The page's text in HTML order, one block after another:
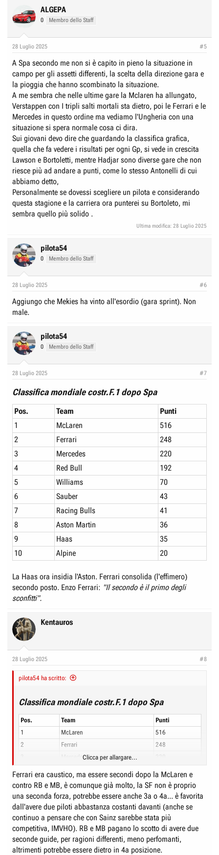
ALGEPA
0 Membro dello Staff
28 Luglio 2025 #5
A Spa secondo me non si è capito in pieno la situazione in
campo per gli assetti differenti, la scelta della direzione gara e
la pioggia che hanno scombinato la situazione.
A me sembra che nelle ultime gare la Mclaren ha allungato,
Verstappen con I tripli salti mortali sta dietro, poi le Ferrari e le
Mercedes in questo ordine ma vediamo l'Ungheria con una
situazione si spera normale cosa ci dira.
Sui giovani devo dire che guardando la classifica grafica,
quella che fa vedere i risultati per ogni Gp, si vede in crescita
Lawson e Bortoletti, mentre Hadjar sono diverse gare che non
riesce più ad andare a punti, come lo stesso Antonelli di cui
abbiamo detto,
Personalmente se dovessi scegliere un pilota e considerando
questa stagione e la carriera ora punterei su Bortoleto, mi
sembra quello più solido .
Ultima modifica: 28 Luglio 2025
pilota54
0 Membro dello Staff
28 Luglio 2025 #6
Aggiungo che Mekies ha vinto all'esordio (gara sprint). Non
male.
pilota54
0 Membro dello Staff
28 Luglio 2025 #7
Classifica mondiale costr.F.1 dopo Spa
Pos. Team
Punti
1
McLaren
516
2
Ferrari
248
3
Mercedes
220
4
Red Bull
192
5
Williams
70
6
Sauber
43
7
Racing Bulls
41
8
Aston Martin
36
9
Haas
35
10
Alpine 20
La Haas ora insidia l'Aston. Ferrari consolida (l'effimero)
secondo posto. Enzo Ferrari: "Il secondo è il primo degli
sconfitti".
Kentauros
28 Luglio 2025 #8
pilota54 ha scritto:
Classifica mondiale costr.F.1 dopo Spa
Pos. Team
Punti
1
McLaren
516
2
Ferrari
248
Mercedes
Williams
6
Sauber
43
7
Racing Bulls
41
8
Aston Martin
36
9
Haas
35
10
Alpine 20
Clicca per allargare...
Ferrari era caustico, ma essere secondi dopo la McLaren e
contro RB e MB, è comunque già molto, la SF non è proprio
una seconda forza, potrebbe essere anche 3a o 4a... è favorita
dall'avere due piloti abbastanza costanti davanti (anche se
continuo a pensare che con Sainz sarebbe stata più
competitiva, IMVHO). RB e MB pagano lo scotto di avere due
seconde guide, per ragioni differenti, meno perfomanti,
altrimenti potrebbe essere dietro in 4a posizione.